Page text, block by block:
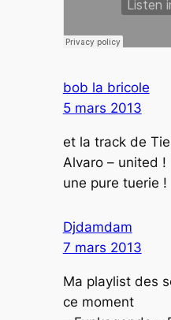
bob la bricole
5 mars 2013
et la track de
Alvaro – united !
une pure tuerie !
Djdamdam
7 mars 2013
Ma playlist des
ce moment